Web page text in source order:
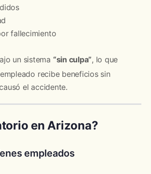
fallecimiento
un sistema “sin culpa”, lo que
recibe beneficios sin
el accidente.
en Arizona?
empleados